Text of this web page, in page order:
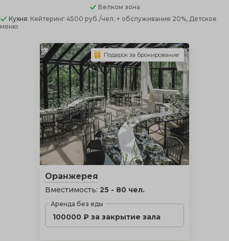
Велком зона
Кухня: Кейтеринг 4500 руб./чел. + обслуживание 20%, Детское
меню
Оранжерея
Вместимость: 25 - 80 чел.
Аренда без еды
100000 ₽ за закрытие зала
Подарок за бронирование